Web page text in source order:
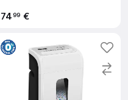
7499 €